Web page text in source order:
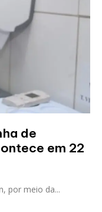
de
em 22
por meio da...